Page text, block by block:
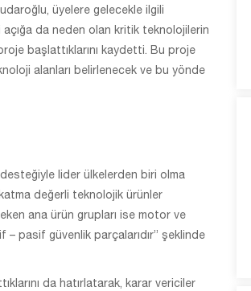
üyelere gelecekle ilgili
da neden olan kritik teknolojilerin
başlattıklarını kaydetti. Bu proje
alanları belirlenecek ve bu yönde
lider ülkelerden biri olma
değerli teknolojik ürünler
ana ürün grupları ise motor ve
pasif güvenlik parçalarıdır” şeklinde
da hatırlatarak, karar vericiler